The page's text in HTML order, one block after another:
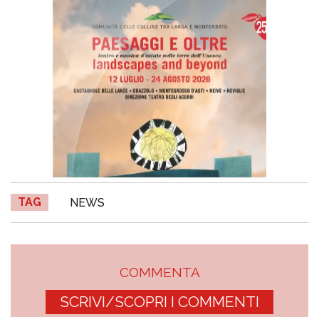
TAG NEWS
COMMENTA
SCRIVI/SCOPRI I COMMENTI